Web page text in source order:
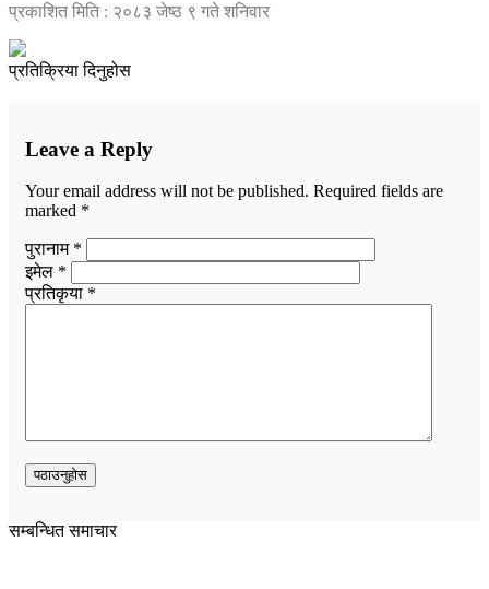
प्रकाशित मिति : २०८३ जेष्ठ ९ गते शनिवार
प्रतिक्रिया दिनुहोस
Leave a Reply
Your email address will not be published. Required fields are
marked *
पुरानाम *
इमेल *
प्रतिकृया *
सम्बन्धित समाचार